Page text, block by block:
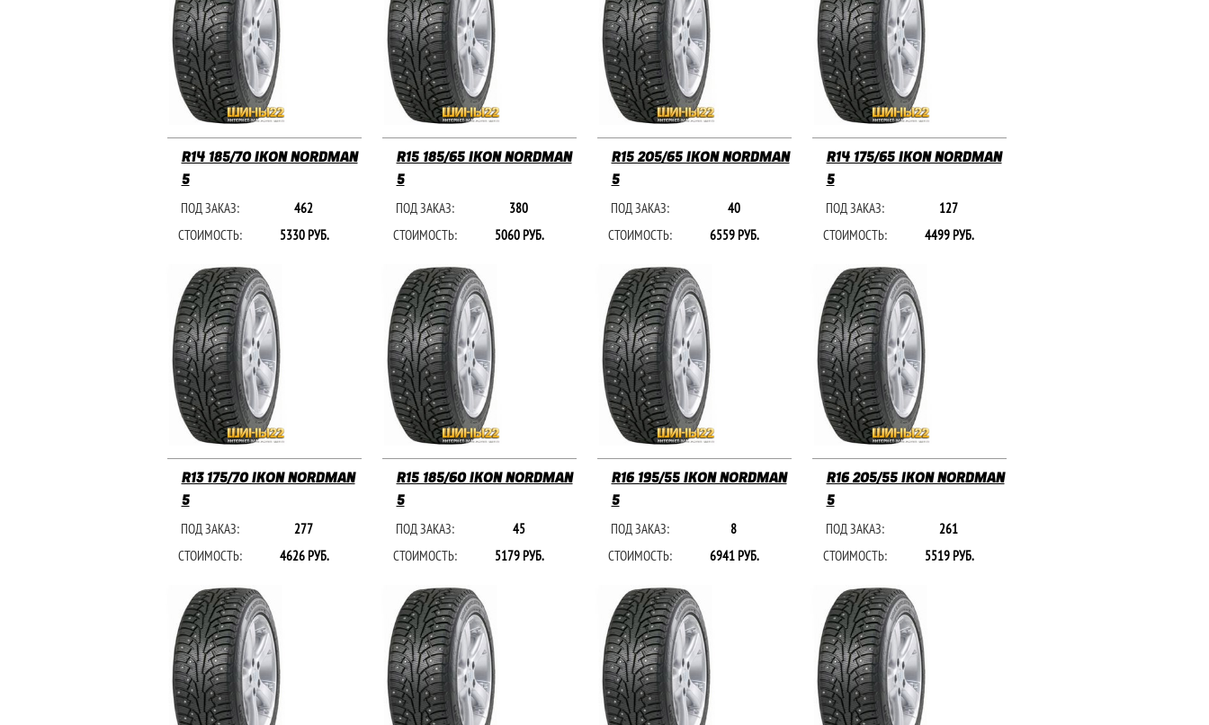
R14 185/70 IKON NORDMAN
5
ПОД ЗАКАЗ:
462
СТОИМОСТЬ:
5330 РУБ.
R15 185/65 IKON NORDMAN
5
ПОД ЗАКАЗ:
380
СТОИМОСТЬ:
5060 РУБ.
R15 205/65 IKON NORDMAN
5
ПОД ЗАКАЗ:
40
СТОИМОСТЬ:
6559 РУБ.
R14 175/65 IKON NORDMAN
5
ПОД ЗАКАЗ:
127
СТОИМОСТЬ:
4499 РУБ.
R13 175/70 IKON NORDMAN
5
ПОД ЗАКАЗ:
277
СТОИМОСТЬ:
4626 РУБ.
R15 185/60 IKON NORDMAN
5
ПОД ЗАКАЗ:
45
СТОИМОСТЬ:
5179 РУБ.
R16 195/55 IKON NORDMAN
5
ПОД ЗАКАЗ:
8
СТОИМОСТЬ:
6941 РУБ.
R16 205/55 IKON NORDMAN
5
ПОД ЗАКАЗ:
261
СТОИМОСТЬ:
5519 РУБ.